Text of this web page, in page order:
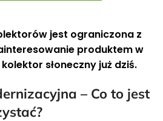
jest ograniczona z
produktem w
słoneczny już dziś.
– Co to jest